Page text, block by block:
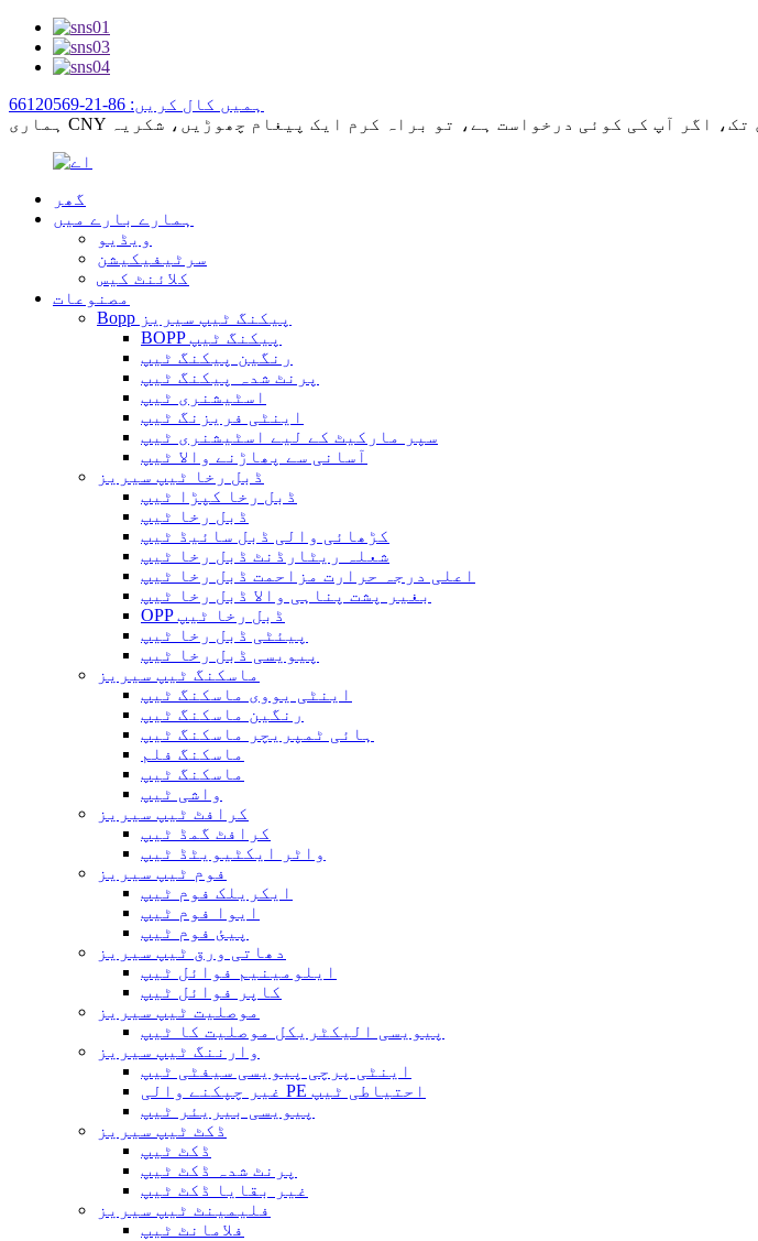
ہمیں کال کریں: 86-21-66120569
گھر
ہمارے بارے میں
ویڈیو
سرٹیفیکیشن
کلائنٹ کیس
مصنوعات
Bopp پیکنگ ٹیپ سیریز
BOPP پیکنگ ٹیپ
رنگین پیکنگ ٹیپ
پرنٹ شدہ پیکنگ ٹیپ
اسٹیشنری ٹیپ
اینٹی فریزنگ ٹیپ
سپر مارکیٹ کے لیے اسٹیشنری ٹیپ
آسانی سے پھاڑنے والا ٹیپ
ڈبل رخا ٹیپ سیریز
ڈبل رخا کپڑا ٹیپ
ڈبل رخا ٹیپ
کڑھائی والی ڈبل سائیڈ ٹیپ
شعلہ ریٹارڈنٹ ڈبل رخا ٹیپ
اعلی درجہ حرارت مزاحمت ڈبل رخا ٹیپ
بغیر پشت پناہی والا ڈبل ​​رخا ٹیپ
OPP ڈبل رخا ٹیپ
پیئٹی ڈبل رخا ٹیپ
پیویسی ڈبل رخا ٹیپ
ماسکنگ ٹیپ سیریز
اینٹی یووی ماسکنگ ٹیپ
رنگین ماسکنگ ٹیپ
ہائی ٹمپریچر ماسکنگ ٹیپ
ماسکنگ فلم
ماسکنگ ٹیپ
واشی ٹیپ
کرافٹ ٹیپ سیریز
کرافٹ گمڈ ٹیپ
واٹر ایکٹیویٹڈ ٹیپ
فوم ٹیپ سیریز
ایکریلک فوم ٹیپ
ایوا فوم ٹیپ
پیئ فوم ٹیپ
دھاتی ورق ٹیپ سیریز
ایلومینیم فوائل ٹیپ
کاپر فوائل ٹیپ
موصلیت ٹیپ سیریز
پیویسی الیکٹریکل موصلیت کا ٹیپ
وارننگ ٹیپ سیریز
اینٹی پرچی پیویسی سیفٹی ٹیپ
غیر چپکنے والی PE احتیاطی ٹیپ
پیویسی بیریئر ٹیپ
ڈکٹ ٹیپ سیریز
ڈکٹ ٹیپ
پرنٹ شدہ ڈکٹ ٹیپ
غیر بقایا ڈکٹ ٹیپ
فلیمینٹ ٹیپ سیریز
فلامانٹ ٹیپ